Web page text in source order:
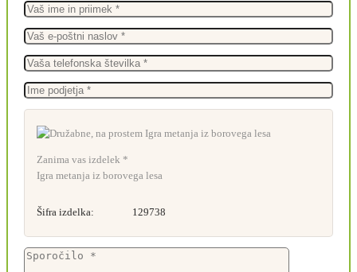
Zanima vas izdelek *
Igra metanja iz borovega lesa
Šifra izdelka: 129738